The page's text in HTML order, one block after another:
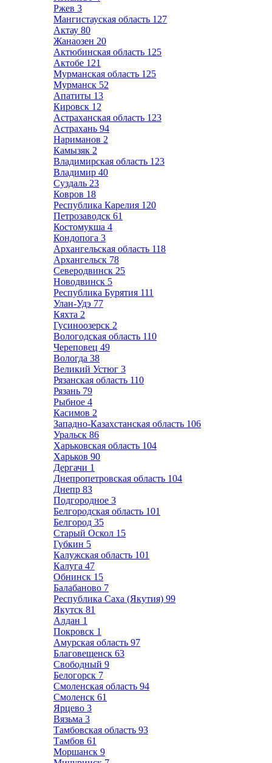
Ржев 3
Мангистауская область 127
Актау 80
Жанаозен 20
Актюбинская область 125
Актобе 121
Мурманская область 125
Мурманск 52
Апатиты 13
Кировск 12
Астраханская область 123
Астрахань 94
Нариманов 2
Камызяк 2
Владимирская область 123
Владимир 40
Суздаль 23
Ковров 18
Республика Карелия 120
Петрозаводск 61
Костомукша 4
Кондопога 3
Архангельская область 118
Архангельск 78
Северодвинск 25
Новодвинск 5
Республика Бурятия 111
Улан-Удэ 77
Кяхта 2
Гусиноозерск 2
Вологодская область 110
Череповец 49
Вологда 38
Великий Устюг 3
Рязанская область 110
Рязань 79
Рыбное 4
Касимов 2
Западно-Казахстанская область 106
Уральск 86
Харьковская область 104
Харьков 90
Дергачи 1
Днепропетровская область 104
Днепр 83
Подгородное 3
Белгородская область 101
Белгород 35
Старый Оскол 15
Губкин 5
Калужская область 101
Калуга 47
Обнинск 15
Балабаново 7
Республика Саха (Якутия) 99
Якутск 81
Алдан 1
Покровск 1
Амурская область 97
Благовещенск 63
Свободный 9
Белогорск 7
Смоленская область 94
Смоленск 61
Ярцево 3
Вязьма 3
Тамбовская область 93
Тамбов 61
Моршанск 9